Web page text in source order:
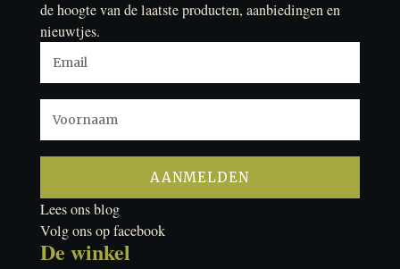
de hoogte van de laatste producten, aanbiedingen en
nieuwtjes.
Lees ons blog
Volg ons op facebook
De winkel